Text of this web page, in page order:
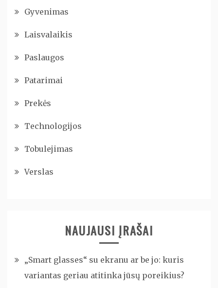
Gyvenimas
Laisvalaikis
Paslaugos
Patarimai
Prekės
Technologijos
Tobulejimas
Verslas
NAUJAUSI ĮRAŠAI
„Smart glasses“ su ekranu ar be jo: kuris
variantas geriau atitinka jūsų poreikius?